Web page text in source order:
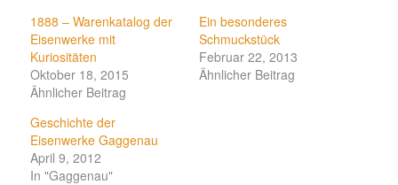
Fenster
geöffnet)
Fenster
geöffnet)
1888 – Warenkatalog der
Eisenwerke mit
Kuriositäten
Oktober 18, 2015
Ähnlicher Beitrag
Ein besonderes
Schmuckstück
Februar 22, 2013
Ähnlicher Beitrag
Geschichte der
Eisenwerke Gaggenau
April 9, 2012
In "Gaggenau"